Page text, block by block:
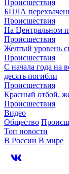
Происшествия
БПЛА
Происшествия
На Центральном
Происшествия
Желтый уровень
Происшествия
С начала года на
десять погибли
Происшествия
Красный отбой,
Происшествия
Видео
Общество
Топ новости
В России В мире